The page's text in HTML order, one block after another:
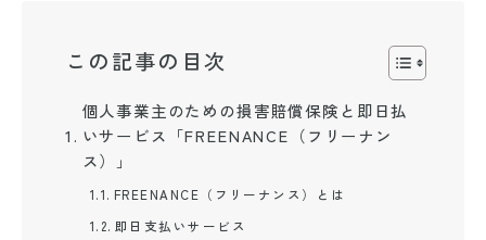
この記事の目次
個人事業主のための損害賠償保険と即日払
いサービス「FREENANCE（フリーナン
ス）」
FREENANCE（フリーナンス）とは
即日支払いサービス